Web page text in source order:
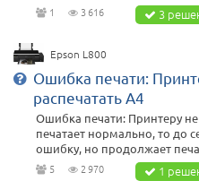
1 3 616 3
Epson L800
Ошибка печати:
распечатать А4
Ошибка печати: Принтеру не
печатает нормально, то до
ошибку, но продолжает
5 2 970 1